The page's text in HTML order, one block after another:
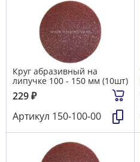
Круг абразивный на
липучке 100 - 150 мм (10шт)
229₽
Артикул 150-100-00